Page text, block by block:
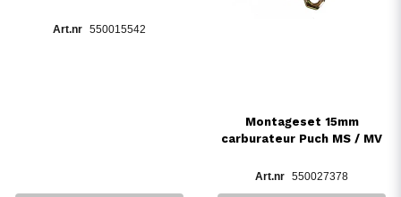
550015542
Montageset 15mm
carburateur Puch MS / MV
550027378